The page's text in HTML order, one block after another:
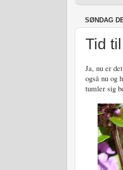
SØNDAG
Tid
Ja, nu er
også nu og
tumler sig